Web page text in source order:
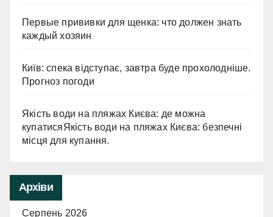
Первые прививки для щенка: что должен знать
каждый хозяин
Київ: спека відступає, завтра буде прохолодніше.
Прогноз погоди
Якість води на пляжах Києва: де можна
купатисяЯкість води на пляжах Києва: безпечні
місця для купання.
Архіви
Серпень 2026